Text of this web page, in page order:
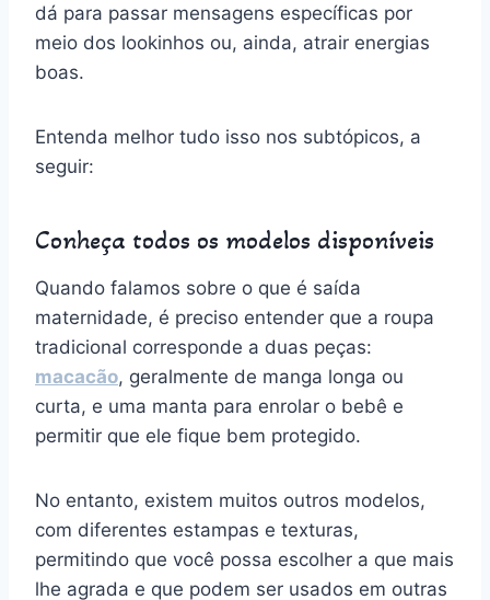
dá para passar mensagens específicas por
meio dos lookinhos ou, ainda, atrair energias
boas.
Entenda melhor tudo isso nos subtópicos, a
seguir:
Conheça todos os modelos disponíveis
Quando falamos sobre o que é saída
maternidade, é preciso entender que a roupa
tradicional corresponde a duas peças:
macacão, geralmente de manga longa ou
curta, e uma manta para enrolar o bebê e
permitir que ele fique bem protegido.
No entanto, existem muitos outros modelos,
com diferentes estampas e texturas,
permitindo que você possa escolher a que mais
lhe agrada e que podem ser usados em outras